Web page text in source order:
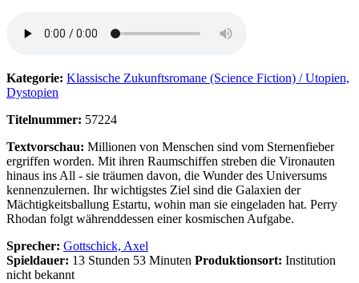
Kategorie: Klassische Zukunftsromane (Science Fiction) / Utopien,
Dystopien
Titelnummer: 57224
Textvorschau: Millionen von Menschen sind vom Sternenfieber
ergriffen worden. Mit ihren Raumschiffen streben die Vironauten
hinaus ins All - sie träumen davon, die Wunder des Universums
kennenzulernen. Ihr wichtigstes Ziel sind die Galaxien der
Mächtigkeitsballung Estartu, wohin man sie eingeladen hat. Perry
Rhodan folgt währenddessen einer kosmischen Aufgabe.
Sprecher: Gottschick, Axel
Spieldauer: 13 Stunden 53 Minuten Produktionsort: Institution
nicht bekannt